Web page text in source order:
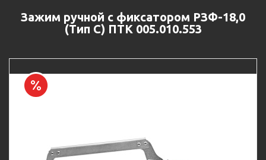
Зажим ручной с фиксатором РЗФ-18,0
(Тип С) ПТК 005.010.553